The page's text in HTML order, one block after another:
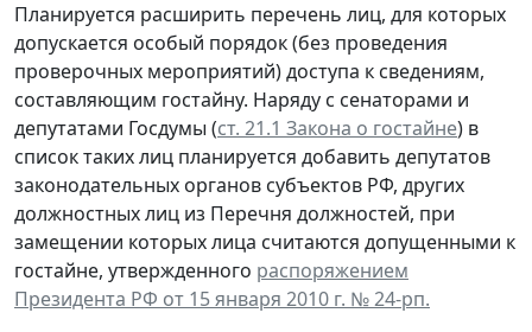
Планируется расширить перечень лиц, для которых
допускается особый порядок (без проведения
проверочных мероприятий) доступа к сведениям,
составляющим гостайну. Наряду с сенаторами и
депутатами Госдумы (ст. 21.1 Закона о гостайне) в
список таких лиц планируется добавить депутатов
законодательных органов субъектов РФ, других
должностных лиц из Перечня должностей, при
замещении которых лица считаются допущенными к
гостайне, утвержденного распоряжением
Президента РФ от 15 января 2010 г. № 24-рп.